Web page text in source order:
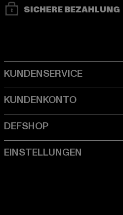
SICHERE BEZAHLUNG